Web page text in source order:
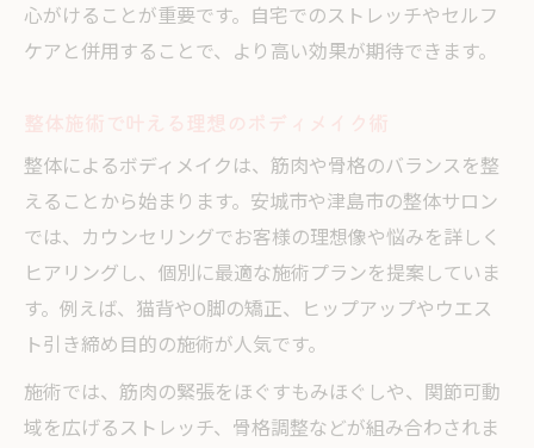
心がけることが重要です。自宅でのストレッチやセルフ
ケアと併用することで、より高い効果が期待できます。
整体によるボディメイクは、筋肉や骨格のバランスを整
えることから始まります。安城市や津島市の整体サロン
では、カウンセリングでお客様の理想像や悩みを詳しく
ヒアリングし、個別に最適な施術プランを提案していま
す。例えば、猫背やO脚の矯正、ヒップアップやウエス
ト引き締め目的の施術が人気です。
施術では、筋肉の緊張をほぐすもみほぐしや、関節可動
域を広げるストレッチ、骨格調整などが組み合わされま